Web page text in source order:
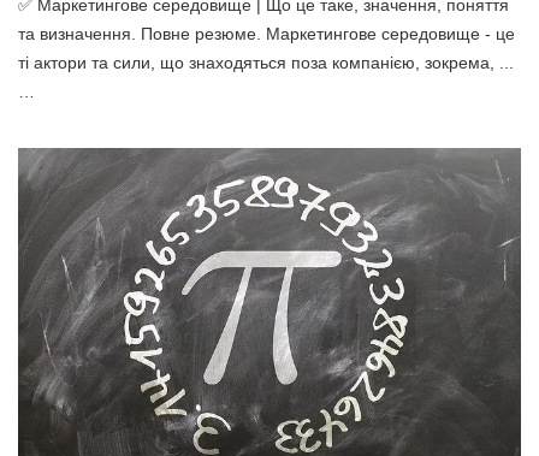
✅ Маркетингове середовище | Що це таке, значення, поняття
та визначення. Повне резюме. Маркетингове середовище - це
ті актори та сили, що знаходяться поза компанією, зокрема, ...